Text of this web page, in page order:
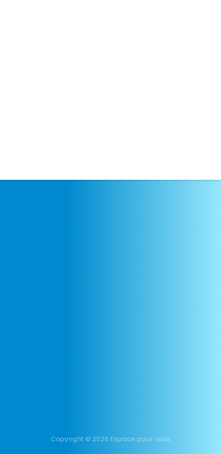
Copyright © 2026 Espace pour vous